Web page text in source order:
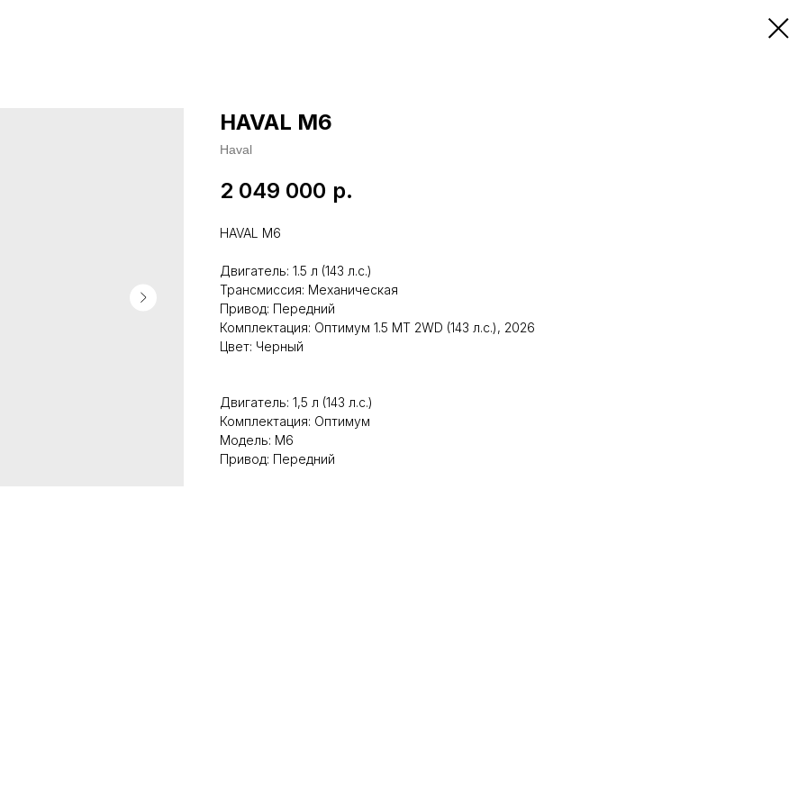
HAVAL М6
Haval
2 049 000 р.
HAVAL M6
Двигатель: 1.5 л (143 л.с.)
Трансмиссия: Механическая
Привод: Передний
Комплектация: Оптимум 1.5 MT 2WD (143 л.с.), 2026
Цвет: Черный
Двигатель: 1,5 л (143 л.с.)
Комплектация: Оптимум
Модель: М6
Привод: Передний